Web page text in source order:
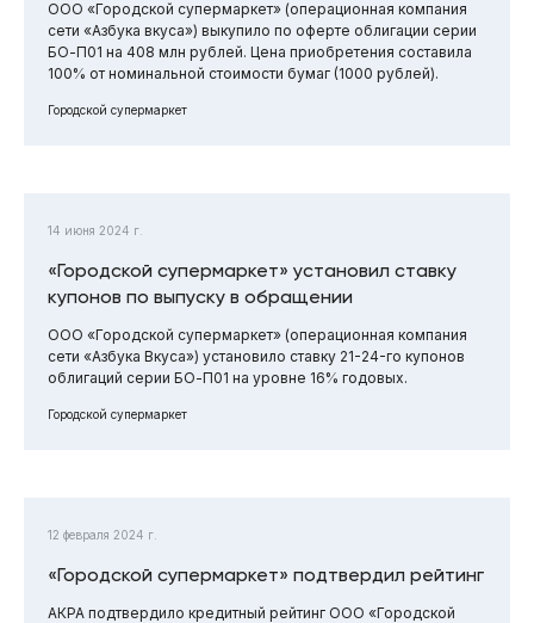
ООО «Городской супермаркет» (операционная компания
сети «Азбука вкуса») выкупило по оферте облигации серии
БО-П01 на 408 млн рублей. Цена приобретения составила
100% от номинальной стоимости бумаг (1000 рублей).
Городской супермаркет
14 июня 2024 г.
«Городской супермаркет» установил ставку
купонов по выпуску в обращении
ООО «Городской супермаркет» (операционная компания
сети «Азбука Вкуса») установило ставку 21-24-го купонов
облигаций серии БО-П01 на уровне 16% годовых.
Городской супермаркет
12 февраля 2024 г.
«Городской супермаркет» подтвердил рейтинг
АКРА подтвердило кредитный рейтинг ООО «Городской